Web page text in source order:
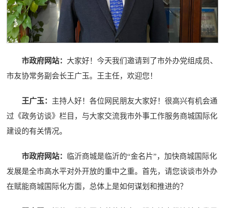
市政府网站： 大家好！今天我们邀请到了市外办党组成员、
市友协常务副会长王广玉。王主任，欢迎您！
王广玉： 主持人好！各位网民朋友大家好！很高兴有机会通
过《政务访谈》栏目，与大家交流我市外事工作服务商城国际化
建设的有关情况。
市政府网站： 临沂商城是临沂的“金名片”，加快商城国际化
发展是全市高水平对外开放的重中之重。首先，请您谈谈市外办
在赋能商城国际化方面，总体上是如何谋划和推进的？